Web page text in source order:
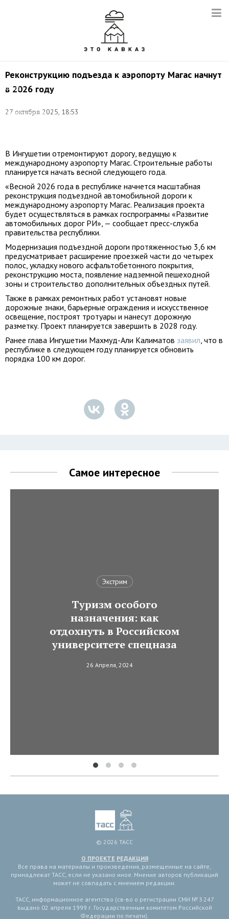
Реконструкцию подъезда к аэропорту Магас начнут
в 2026 году
27 октября 2025, 18:53
Фото:
правительства
В Ингушетии отремонтируют дорогу, ведущую к
международному аэропорту Магас. Строительные работы
планируется начать весной следующего года.
«Весной 2026 года в республике начнется масштабная
реконструкция подъездной автомобильной дороги к
международному аэропорту Магас. Реализация проекта
будет осуществляться в рамках госпрограммы «Развитие
автомобильных дорог РИ», — сообщает пресс-служба
правительства республики.
Модернизация подъездной дороги протяженностью 3,6 км
предусматривает расширение проезжей части до четырех
полос, укладку нового асфальтобетонного покрытия,
реконструкцию моста, появление надземной пешеходной
зоны и строительство дополнительных объездных путей.
Также в рамках ремонтных работ установят новые
дорожные знаки, барьерные ограждения и искусственное
освещение, построят тротуары и нанесут дорожную
разметку. Проект планируется завершить в 2028 году.
Ранее глава Ингушетии Махмуд-Али Калиматов заявил, что в
республике в следующем году планируется обновить
порядка 100 км дорог.
Самое интересное
Экстрим
Туризм особого
назначения: как
отдохнуть в Российском
университете спецназа
26 Апреля, 2024
© 2026 ТАСС
О ПРОЕКТЕ РЕДАКЦИЯ
Все права на материалы и произведения, размещенные на сайте,
принадлежат ТАСС, если не указано иное. Мнение авторов публикаций
может не совпадать с мнением редакции.
ТАСС, информационное агентство (св-во о регистрации СМИ № 3 247
выдано 02 апреля 1999 г. Государственным комитетом Российской
Федерации по печати).